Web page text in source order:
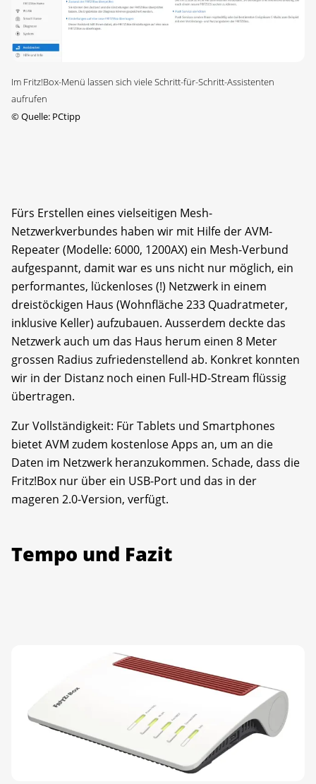
Im Fritz!Box-Menü lassen sich viele Schritt-für-Schritt-Assistenten
aufrufen
©Quelle: PCtipp
Fürs Erstellen eines vielseitigen Mesh-
Netzwerkverbundes haben wir mit Hilfe der AVM-
Repeater (Modelle: 6000, 1200AX) ein Mesh-Verbund
aufgespannt, damit war es uns nicht nur möglich, ein
performantes, lückenloses (!) Netzwerk in einem
dreistöckigen Haus (Wohnfläche 233 Quadratmeter,
inklusive Keller) aufzubauen. Ausserdem deckte das
Netzwerk auch um das Haus herum einen 8 Meter
grossen Radius zufriedenstellend ab. Konkret konnten
wir in der Distanz noch einen Full-HD-Stream flüssig
übertragen.
Zur Vollständigkeit: Für Tablets und Smartphones
bietet AVM zudem kostenlose Apps an, um an die
Daten im Netzwerk heranzukommen. Schade, dass die
Fritz!Box nur über ein USB-Port und das in der
mageren 2.0-Version, verfügt.
Tempo und Fazit